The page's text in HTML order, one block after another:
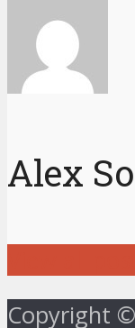
Alex
Copyright